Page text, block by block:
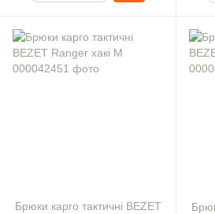
Брюки карго тактичні BEZET